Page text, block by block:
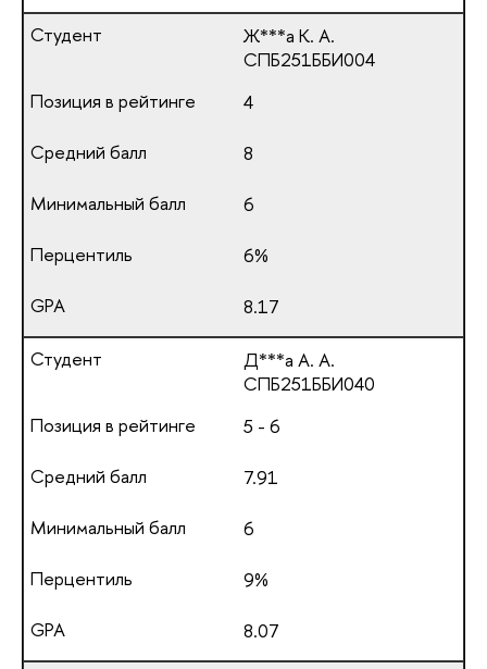
Ж***а К. А.
СПБ251ББИ004
4
8
6
6%
8.17
Д***а А. А.
СПБ251ББИ040
5 - 6
7.91
6
9%
8.07